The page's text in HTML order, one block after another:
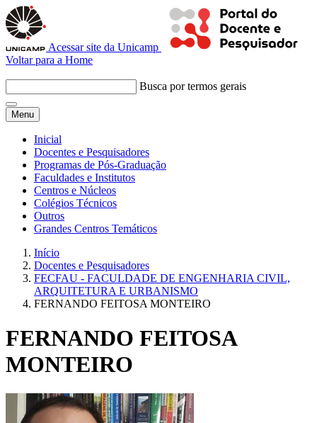
Acessar site da Unicamp
Voltar para a Home
Busca por termos gerais
Menu
Inicial
Docentes e Pesquisadores
Programas de Pós-Graduação
Faculdades e Institutos
Centros e Núcleos
Colégios Técnicos
Outros
Grandes Centros Temáticos
Início
Docentes e Pesquisadores
FECFAU - FACULDADE DE ENGENHARIA CIVIL,
ARQUITETURA E URBANISMO
FERNANDO FEITOSA MONTEIRO
FERNANDO FEITOSA
MONTEIRO